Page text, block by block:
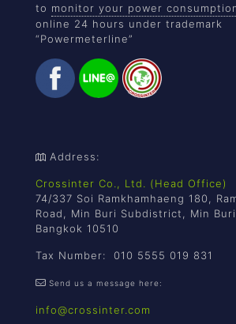
to monitor your power
online 24 hours under trademark
“Powermeterline”
Address:
Crossinter Co., Ltd. (Head
74/337 Soi Ramkhamhaeng 180,
Road, Min Buri Subdistrict, Min
Bangkok 10510
Tax Number: 010 5555 019 831
Send us a message here:
info@crossinter.com